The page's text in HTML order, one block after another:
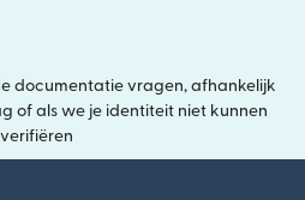
documentatie vragen, afhankelijk
of als we je identiteit niet kunnen
verifiëren